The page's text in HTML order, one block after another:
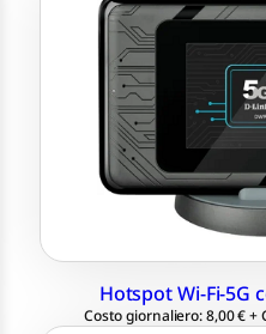
Hotspot Wi-Fi-5G
Costo giornaliero: 8,00 €
Hotspot da 5G a
Velocità di
Porta LAN
Fino a 32
SIM Wind 10 GB